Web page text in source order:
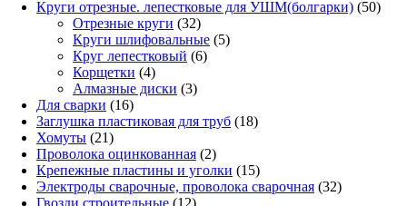
товаров
Круги отрезные. лепестковые для УШМ(болгарки) 5050
Отрезные круги 3232
товара
Круги шлифовальные 55
Круг лепестковый 66
Корщетки 44
товара
Алмазные диски 33
Для сварки 1616
товаров
Заглушка пластиковая для труб 1818
Хомуты 2121
товар
Проволока оцинкованная 22
товара
Крепежные пластины и уголки 1515
товаров
Электроды сварочные, проволока сварочная 3232
Гвозди строительные 1212